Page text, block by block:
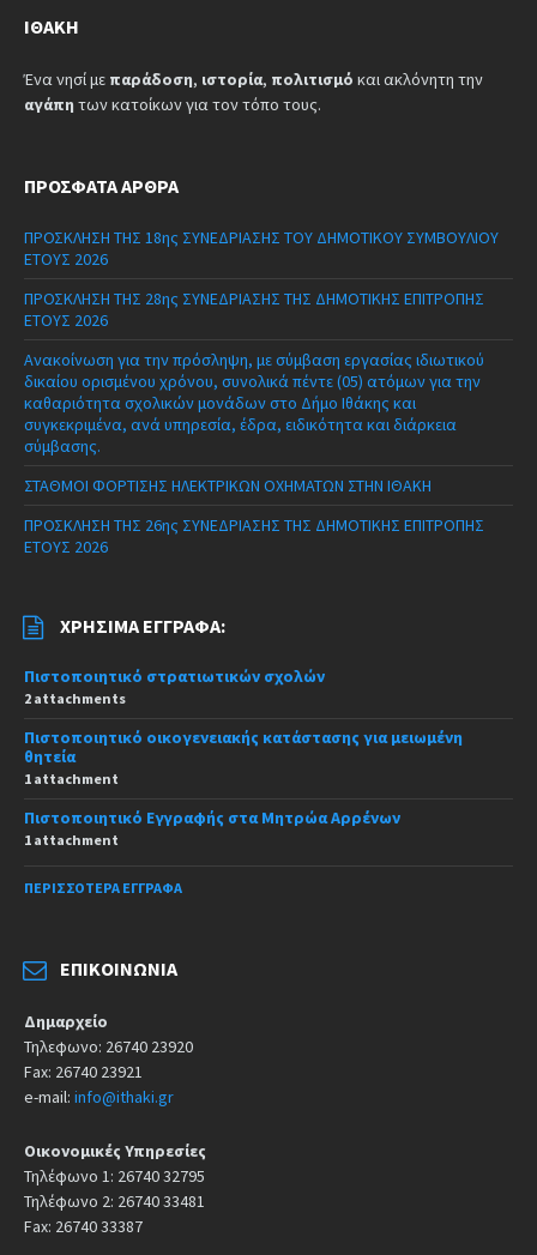
ΙΘΆΚΗ
Ένα νησί με παράδοση, ιστορία, πολιτισμό και ακλόνητη την
αγάπη των κατοίκων για τον τόπο τους.
ΠΡΌΣΦΑΤΑ ΆΡΘΡΑ
ΠΡΟΣΚΛΗΣΗ ΤΗΣ 18ης ΣΥΝΕΔΡΙΑΣΗΣ ΤΟΥ ΔΗΜΟΤΙΚΟΥ ΣΥΜΒΟΥΛΙΟΥ
ΕΤΟΥΣ 2026
ΠΡΟΣΚΛΗΣΗ ΤΗΣ 28ης ΣΥΝΕΔΡΙΑΣΗΣ ΤΗΣ ΔΗΜΟΤΙΚΗΣ ΕΠΙΤΡΟΠΗΣ
ΕΤΟΥΣ 2026
Ανακοίνωση για την πρόσληψη, με σύμβαση εργασίας ιδιωτικού
δικαίου ορισμένου χρόνου, συνολικά πέντε (05) ατόμων για την
καθαριότητα σχολικών μονάδων στο Δήμο Ιθάκης και
συγκεκριμένα, ανά υπηρεσία, έδρα, ειδικότητα και διάρκεια
σύμβασης.
ΣΤΑΘΜΟΙ ΦΟΡΤΙΣΗΣ ΗΛΕΚΤΡΙΚΩΝ ΟΧΗΜΑΤΩΝ ΣΤΗΝ ΙΘΑΚΗ
ΠΡΟΣΚΛΗΣΗ ΤΗΣ 26ης ΣΥΝΕΔΡΙΑΣΗΣ ΤΗΣ ΔΗΜΟΤΙΚΗΣ ΕΠΙΤΡΟΠΗΣ
ΕΤΟΥΣ 2026
ΧΡΉΣΙΜΑ ΈΓΓΡΑΦΑ:
Πιστοποιητικό στρατιωτικών σχολών
2 attachments
Πιστοποιητικό οικογενειακής κατάστασης για μειωμένη
θητεία
1 attachment
Πιστοποιητικό Εγγραφής στα Μητρώα Αρρένων
1 attachment
ΠΕΡΙΣΣΌΤΕΡΑ ΈΓΓΡΑΦΑ
ΕΠΙΚΟΙΝΩΝΊΑ
Δημαρχείο
Τηλεφωνο: 26740 23920
Fax: 26740 23921
e-mail: info@ithaki.gr
Οικονομικές Υπηρεσίες
Τηλέφωνο 1: 26740 32795
Τηλέφωνο 2: 26740 33481
Fax: 26740 33387